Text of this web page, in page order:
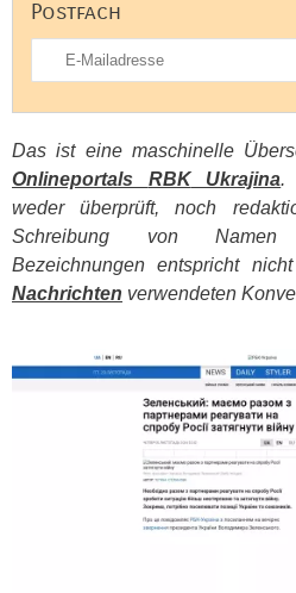
Postfach
Das ist eine maschinelle
Onlineportals RBKUkrajina.
weder überprüft, noch
Schreibung von Namen
Bezeichnungen entspricht
Nachrichten verwendeten